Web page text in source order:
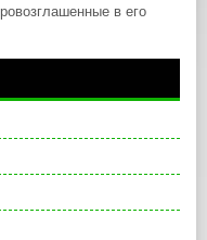
в его